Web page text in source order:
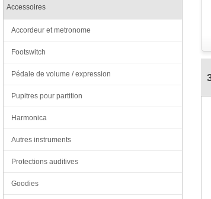
Accessoires
Accordeur et metronome
Footswitch
Pédale de volume / expression
Pupitres pour partition
Harmonica
Autres instruments
Protections auditives
Goodies